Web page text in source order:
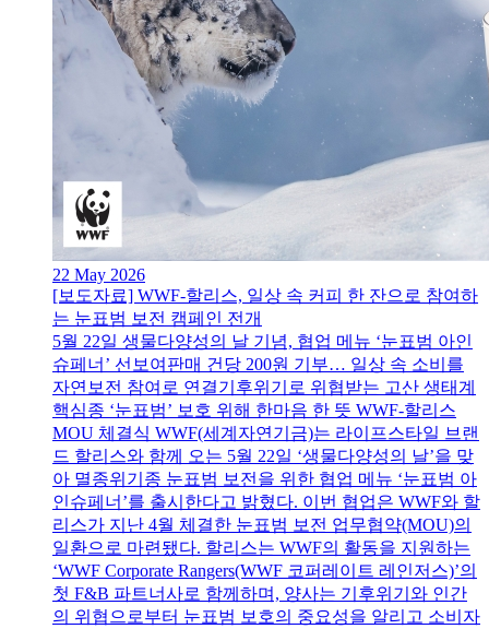
22 May 2026
[보도자료] WWF-할리스, 일상 속 커피 한 잔으로 참여하
는 눈표범 보전 캠페인 전개
5월 22일 생물다양성의 날 기념, 협업 메뉴 ‘눈표범 아인
슈페너’ 선보여판매 건당 200원 기부… 일상 속 소비를
자연보전 참여로 연결기후위기로 위협받는 고산 생태계
핵심종 ‘눈표범’ 보호 위해 한마음 한 뜻 WWF-할리스
MOU 체결식 WWF(세계자연기금)는 라이프스타일 브랜
드 할리스와 함께 오는 5월 22일 ‘생물다양성의 날’을 맞
아 멸종위기종 눈표범 보전을 위한 협업 메뉴 ‘눈표범 아
인슈페너’를 출시한다고 밝혔다. 이번 협업은 WWF와 할
리스가 지난 4월 체결한 눈표범 보전 업무협약(MOU)의
일환으로 마련됐다. 할리스는 WWF의 활동을 지원하는
‘WWF Corporate Rangers(WWF 코퍼레이트 레인저스)’의
첫 F&B 파트너사로 함께하며, 양사는 기후위기와 인간
의 위협으로부터 눈표범 보호의 중요성을 알리고 소비자